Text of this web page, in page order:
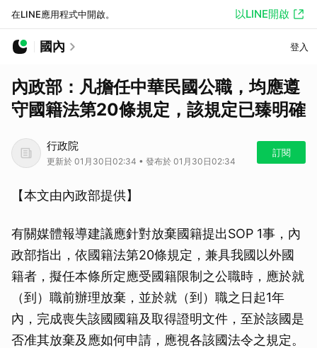
在LINE應用程式中開啟。 以LINE開啟
國內 登入
內政部：凡擔任中華民國公職，均應遵
守國籍法第20條規定，該規定已臻明確
行政院
更新於 01月30日02:34 • 發布於 01月30日02:34
訂閱
【本文由內政部提供】
有關媒體報導建議應針對放棄國籍提出SOP 1事，內
政部指出，依國籍法第20條規定，兼具我國以外國
籍者，擬任本條所定應受國籍限制之公職時，應於就
（到）職前辦理放棄，並於就（到）職之日起1年
內，完成喪失該國國籍及取得證明文件，至於該國是
否准其放棄及應如何申請，應視各該國法令之規定。